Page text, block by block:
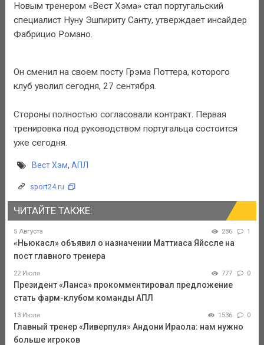
Новым тренером «Вест Хэма» стал португальский
специалист Нуну Эшпириту Санту, утверждает инсайдер
Фабрицио Романо.
Он сменил на своем посту Грэма Поттера, которого
клуб уволил сегодня, 27 сентября.
Стороны полностью согласовали контракт. Первая
тренировка под руководством португальца состоится
уже сегодня.
Вест Хэм, АПЛ
sport24.ru
ЧИТАЙТЕ ТАКЖЕ:
5 Августа 286 1
«Ньюкасл» объявил о назначении Маттиаса Яйссле на
пост главного тренера
22 Июля 777 0
Президент «Ланса» прокомментировал предложение
стать фарм-клубом команды АПЛ
13 Июля 1536 0
Главный тренер «Ливерпуля» Андони Ираола: нам нужно
больше игроков